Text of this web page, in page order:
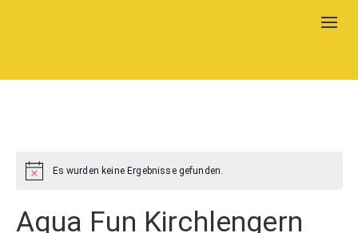
Es wurden keine Ergebnisse gefunden.
Aqua Fun Kirchlengern